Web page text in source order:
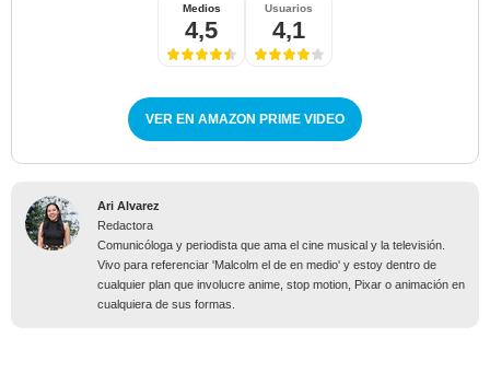
Medios
4,5
Usuarios
4,1
VER EN AMAZON PRIME VIDEO
Ari Alvarez
Redactora
Comunicóloga y periodista que ama el cine musical y la televisión.
Vivo para referenciar 'Malcolm el de en medio' y estoy dentro de
cualquier plan que involucre anime, stop motion, Pixar o animación en
cualquiera de sus formas.